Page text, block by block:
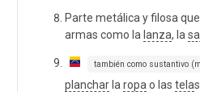
Parte metálica y filosa
armas como la lanza, la
también como sustantivo
planchar la ropa o las tela